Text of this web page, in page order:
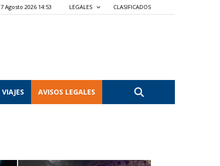
7 Agosto 2026 14:53 LEGALES CLASIFICADOS
VIAJES AVISOS LEGALES